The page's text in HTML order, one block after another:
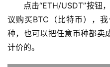
见
问
题
点击“ETH/USDT”按钮
议购买BTC（比特币），
种，也可以把任意币种都卖
计价的。